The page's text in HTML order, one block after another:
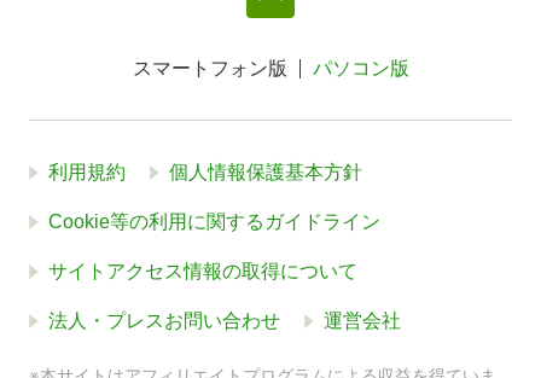
スマートフォン版 パソコン版
利用規約 個人情報保護基本方針
Cookie等の利用に関するガイドライン
サイトアクセス情報の取得について
法人・プレスお問い合わせ 運営会社